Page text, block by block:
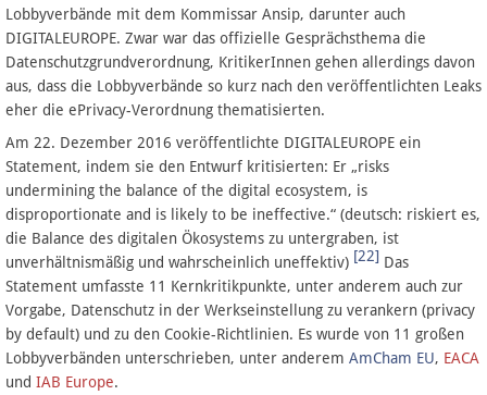
Lobbyverbände mit dem Kommissar Ansip, darunter auch
DIGITALEUROPE. Zwar war das offizielle Gesprächsthema die
Datenschutzgrundverordnung, KritikerInnen gehen allerdings davon
aus, dass die Lobbyverbände so kurz nach den veröffentlichten Leaks
eher die ePrivacy-Verordnung thematisierten.
Am 22. Dezember 2016 veröffentlichte DIGITALEUROPE ein
Statement, indem sie den Entwurf kritisierten: Er „risks
undermining the balance of the digital ecosystem, is
disproportionate and is likely to be ineffective.“ (deutsch: riskiert es,
die Balance des digitalen Ökosystems zu untergraben, ist
unverhältnismäßig und wahrscheinlich uneffektiv) [22] Das
Statement umfasste 11 Kernkritikpunkte, unter anderem auch zur
Vorgabe, Datenschutz in der Werkseinstellung zu verankern (privacy
by default) und zu den Cookie-Richtlinien. Es wurde von 11 großen
Lobbyverbänden unterschrieben, unter anderem AmCham EU, EACA
und IAB Europe.